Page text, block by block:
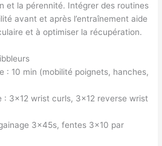
et la pérennité. Intégrer des routines
avant et après l’entraînement aide
et à optimiser la récupération.
: 10 min (mobilité poignets, hanches,
: 3×12 wrist curls, 3×12 reverse wrist
3x45s, fentes 3×10 par